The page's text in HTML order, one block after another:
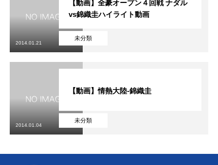
未分類
【動画】全豪オープン４回戦 ナダル
vs錦織圭ハイライト動画
2014.01.21
未分類
【動画】情熱大陸-錦織圭
2014.01.04